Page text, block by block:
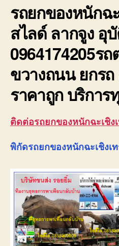
รถยกของหนักฉ
สไลด์ ลากจูง อุ
0964174205ร
ขวางถนน ยกร
ราคาถูก บริกา
ติดต่อรถยกของหนักฉะเชิง
พิกัดรถยกของหนักฉะเชิงเ